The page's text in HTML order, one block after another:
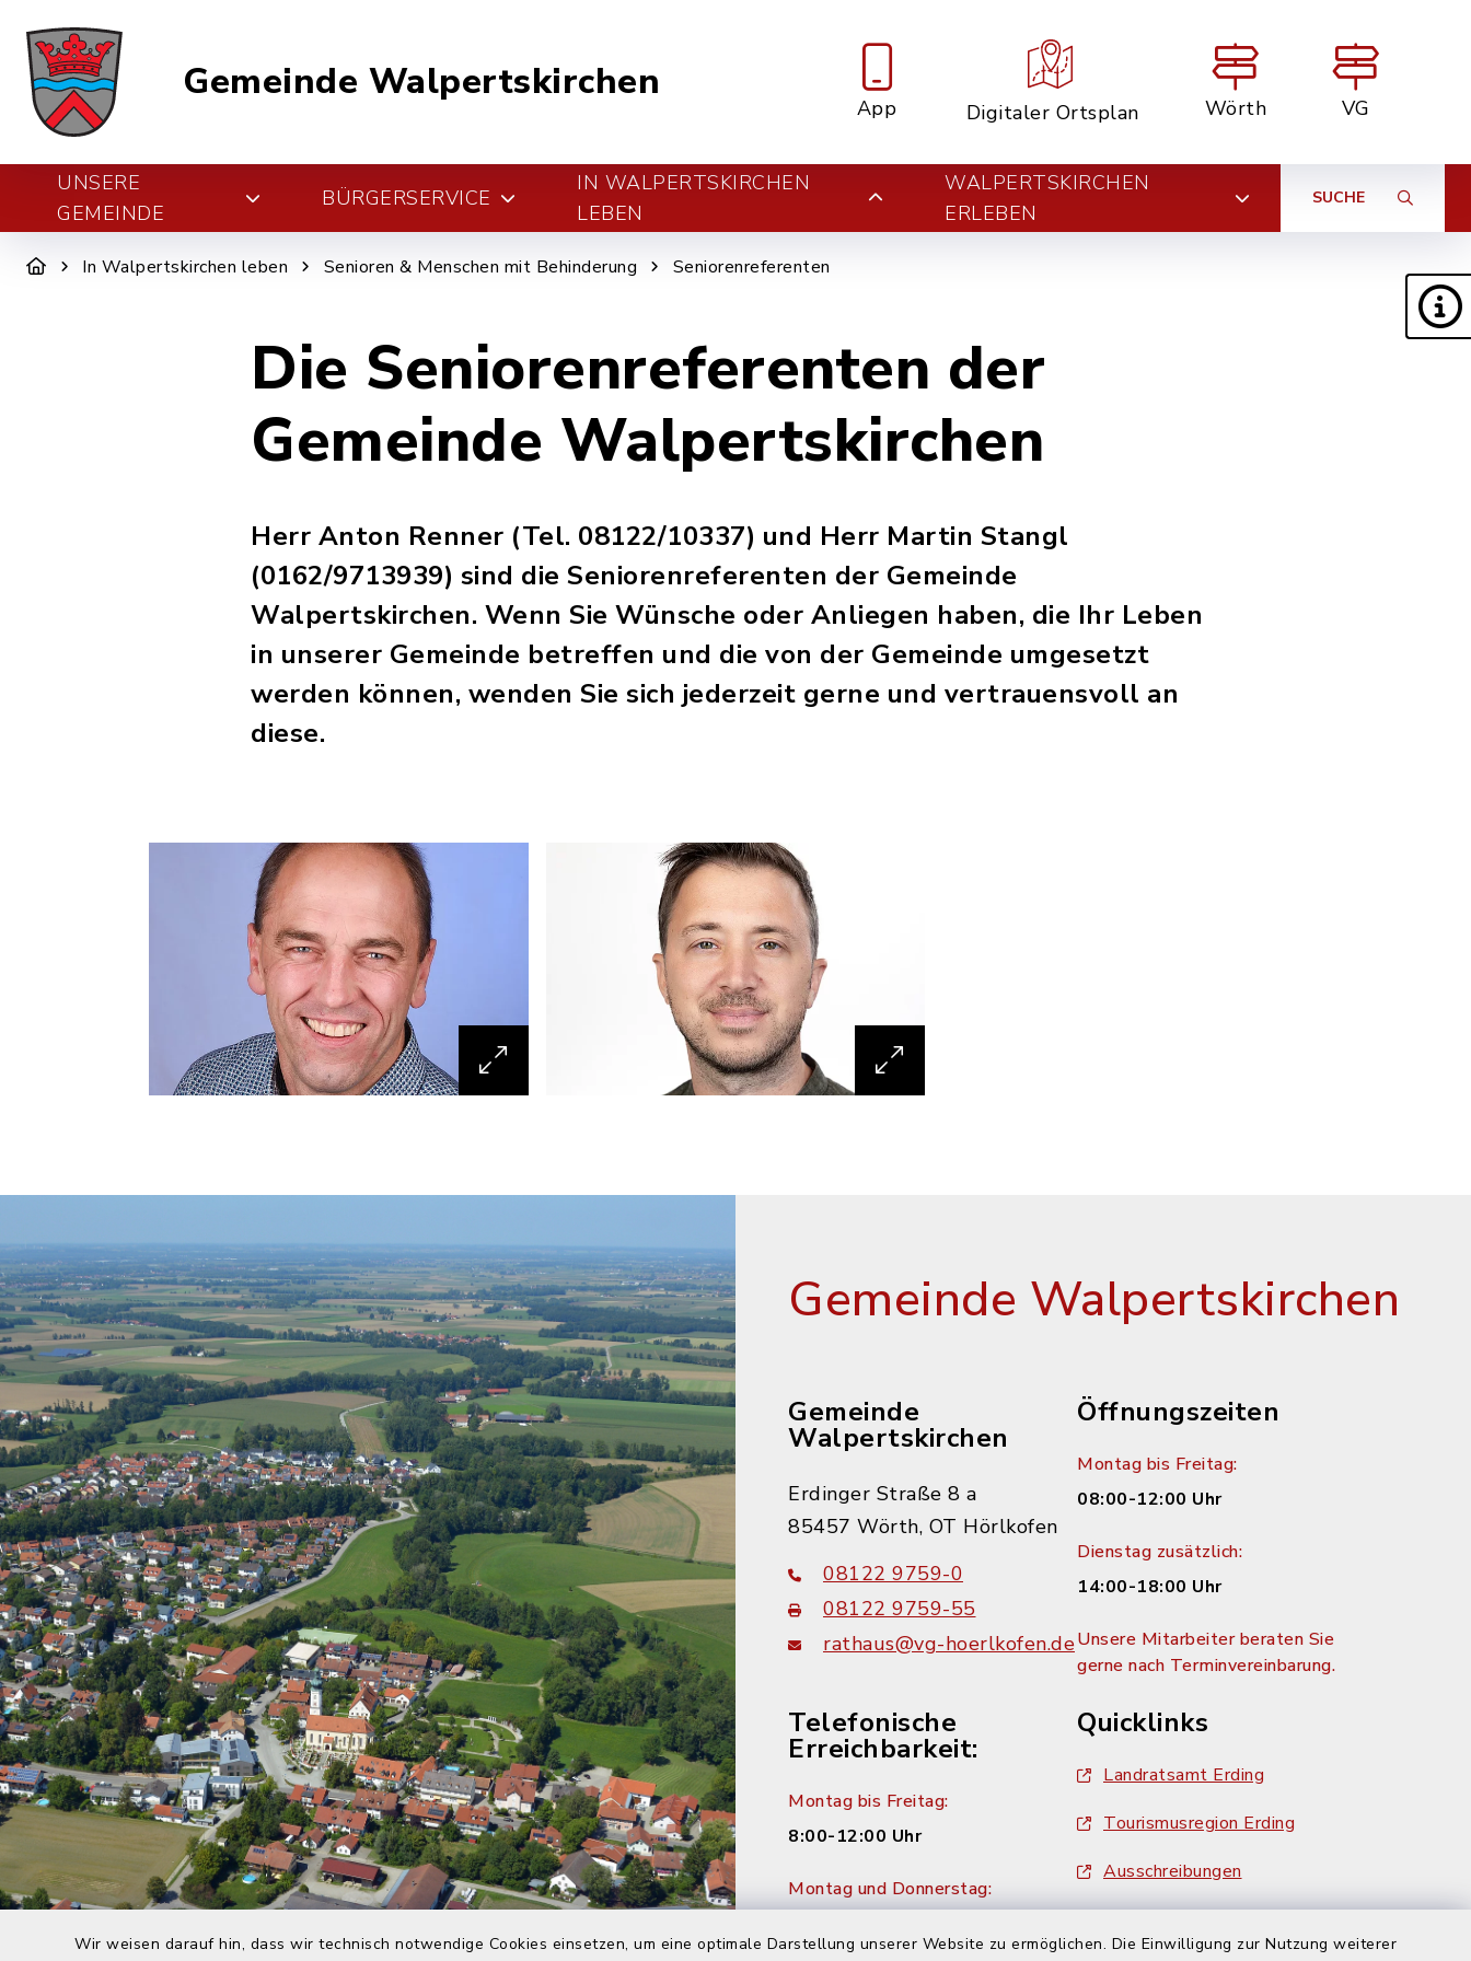
Wir weisen darauf hin, dass wir technisch notwendige Cookies einsetzen, um eine optimale Darstellung unserer Website zu ermöglichen. Die Einwilligung zur Nutzung weiterer
Gemeinde Walpertskirchen
App Digitaler Ortsplan Wörth VG
UNSERE
GEMEINDE
BÜRGERSERVICE
IN WALPERTSKIRCHEN
LEBEN
WALPERTSKIRCHEN
ERLEBEN
SUCHE
In Walpertskirchen leben Senioren & Menschen mit Behinderung Seniorenreferenten
Die Seniorenreferenten der
Gemeinde Walpertskirchen
Herr Anton Renner (Tel. 08122/10337) und Herr Martin Stangl
(0162/9713939) sind die Seniorenreferenten der Gemeinde
Walpertskirchen. Wenn Sie Wünsche oder Anliegen haben, die Ihr Leben
in unserer Gemeinde betreffen und die von der Gemeinde umgesetzt
werden können, wenden Sie sich jederzeit gerne und vertrauensvoll an
diese.
Gemeinde Walpertskirchen
Gemeinde
Walpertskirchen
Erdinger Straße 8 a
85457 Wörth, OT Hörlkofen
08122 9759-0
08122 9759-55
rathaus@vg-hoerlkofen.de
Öffnungszeiten
Montag bis Freitag:
08:00-12:00 Uhr
Dienstag zusätzlich:
14:00-18:00 Uhr
Unsere Mitarbeiter beraten Sie
gerne nach Terminvereinbarung.
Telefonische
Erreichbarkeit:
Montag bis Freitag:
8:00-12:00 Uhr
Montag und Donnerstag:
Quicklinks
Landratsamt Erding
Tourismusregion Erding
Ausschreibungen